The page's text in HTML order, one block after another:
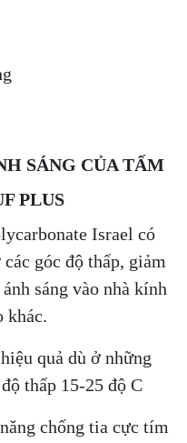
SÁNG CỦA TẤM
PLUS
Israel có
góc độ thấp, giảm
sáng vào nhà kính
khác.
quả dù ở những
thấp 15-25 độ C
chống tia cực tím